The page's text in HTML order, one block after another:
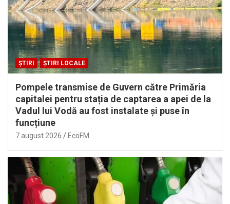
ȘTIRI ȘTIRI LOCALE
Pompele transmise de Guvern către Primăria
capitalei pentru stația de captarea a apei de la
Vadul lui Vodă au fost instalate și puse în
funcțiune
7 august 2026 EcoFM